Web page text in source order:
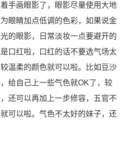
手画眼影了，眼影尽量使用大地
眼睛加点低调的色彩，如果说金
的眼影，日常淡妆一点要避开的
口红啦，口红的话不要选气场太
温柔的颜色就可以啦。比如豆沙
给自己上一些气色就OK了，较
还可以再加上一步修容，五官不
可以啦。气色不太好的妹子，还